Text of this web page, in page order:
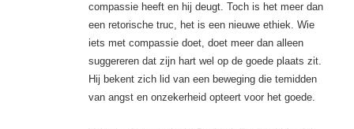
compassie heeft en hij deugt. Toch is het meer dan
een retorische truc, het is een nieuwe ethiek. Wie
iets met compassie doet, doet meer dan alleen
suggereren dat zijn hart wel op de goede plaats zit.
Hij bekent zich lid van een beweging die temidden
van angst en onzekerheid opteert voor het goede.